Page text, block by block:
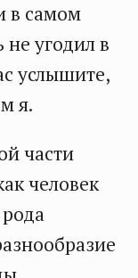
в самом
не угодил в
услышите,
я.
части
человек